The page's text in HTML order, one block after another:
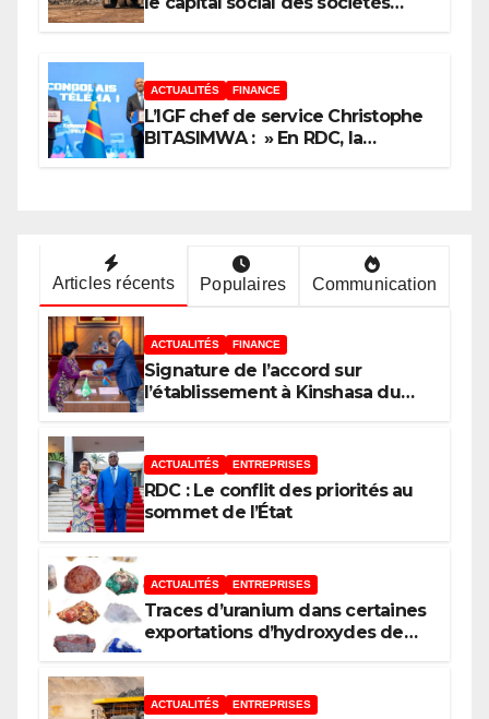
ACTUALITÉS FINANCE
L’IGF chef de service Christophe
BITASIMWA : » En RDC, la
Articles récents Populaires Communication
ACTUALITÉS FINANCE
Signature de l’accord sur
l’établissement à Kinshasa du
africaine–Nouveau Partenariat
pour le développement de
l’Afrique (AUDA-NEPAD)
ACTUALITÉS ENTREPRISES
RDC : Le conflit des priorités au
sommet de l’État
ACTUALITÉS ENTREPRISES
Traces d’uranium dans certaines
exportations d’hydroxydes de
ACTUALITÉS ENTREPRISES